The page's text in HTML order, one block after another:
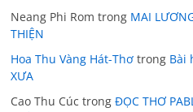
Neang Phi Rom trong MAI
THIỆN
Hoa Thu Vàng Hát-Thơ trong Bài
XƯA
Cao Thu Cúc trongĐỌC THƠ